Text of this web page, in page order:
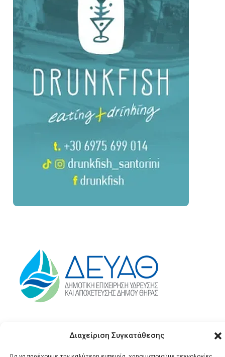
Διαχείριση Συγκατάθεσης